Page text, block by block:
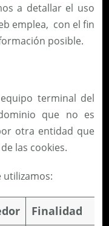
a detallar el uso
emplea, con el fin
posible.
terminal del
que no es
otra entidad que
las cookies.
utilizamos:
Finalidad